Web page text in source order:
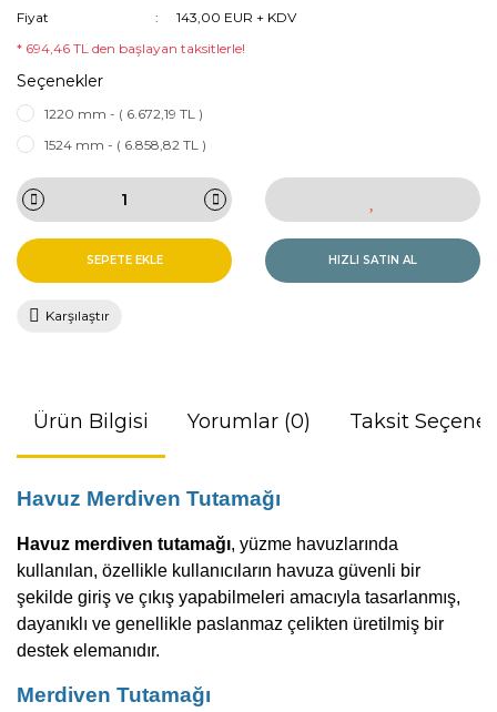
Fiyat
143,00 EUR + KDV
* 694,46 TL den başlayan taksitlerle!
Seçenekler
1220 mm - ( 6.672,19 TL )
1524 mm - ( 6.858,82 TL )
SEPETE EKLE HIZLI SATIN AL
Karşılaştır
Ürün Bilgisi Yorumlar (0) Taksit
Havuz Merdiven Tutamağı
Havuz merdiven tutamağı, yüzme havuzlarında
kullanılan, özellikle kullanıcıların havuza güvenli bir
şekilde giriş ve çıkış yapabilmeleri amacıyla tasarlanmış,
dayanıklı ve genellikle paslanmaz çelikten üretilmiş bir
destek elemanıdır.
Merdiven Tutamağı